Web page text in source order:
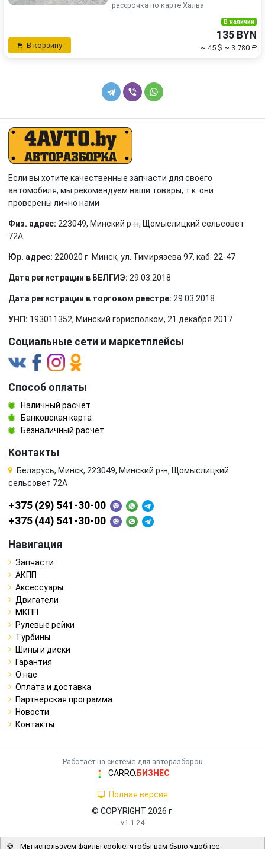
рассрочка по карте Халва
В корзину
В наличии
135 BYN
~ 45 $ ~ 3 780 ₽
Если вы хотите качественные запчасти для своего
автомобиля, мы рекомендуем наши товары, т.к. они
проверены лично нами
Физ. адрес: 223049, Минский р-н, Щомыслицкий сельсовет
72А
Юр. адрес: 220020 г. Минск, ул. Тимирязева 97, каб. 22-47
Дата регистрации в БЕЛГИЭ: 29.03.2018
Дата регистрации в торговом реестре: 29.03.2018
УНП: 193011352, Минский горисполком, 21 декабря 2017
Социальные сети и маркетплейсы
Способ оплаты
Наличный расчёт
Банковская карта
Безналичный расчёт
Контакты
Беларусь, Минск, 223049, Минский р-н, Щомыслицкий
сельсовет 72А
+375 (29) 541-30-00
+375 (44) 541-30-00
Навигация
Запчасти
АКПП
Аксессуары
Двигатели
МКПП
Рулевые рейки
Турбины
Шины и диски
Гарантия
О нас
Оплата и доставка
Партнерская программа
Новости
Контакты
Работает на системе для авторазборок
CARRO. БИЗНЕС
Полная версия
© COPYRIGHT 2026 г.
v1.1.24
🍪 Мы используем файлы cookie, чтобы вам было удобнее